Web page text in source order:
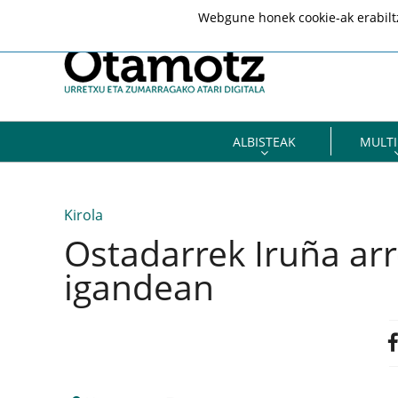
ALBISTEAK
Kirola
Ostadarrek Iruña
igandean
Webgune honek cookie-ak